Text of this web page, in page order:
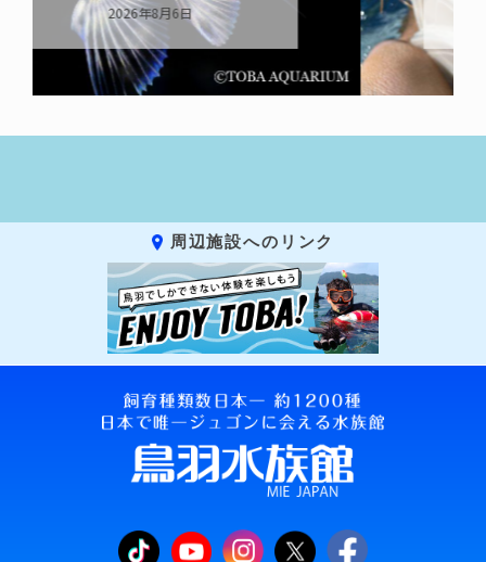
2026年8月6日
周辺施設へのリンク